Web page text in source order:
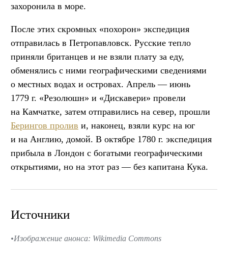
захоронила в море.
После этих скромных «похорон» экспедиция
отправилась в Петропавловск. Русские тепло
приняли британцев и не взяли плату за еду,
обменялись с ними географическими сведениями
о местных водах и островах. Апрель — июнь
1779 г. «Резолюшн» и «Дискавери» провели
на Камчатке, затем отправились на север, прошли
Берингов пролив и, наконец, взяли курс на юг
и на Англию, домой. В октябре 1780 г. экспедиция
прибыла в Лондон с богатыми географическими
открытиями, но на этот раз — без капитана Кука.
Источники
Изображение анонса: Wikimedia Commons